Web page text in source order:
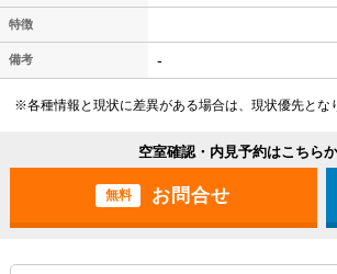
特徴
備考 -
※各種情報と現状に差異がある場合は、現状優先とな
空室確認・内見予約はこちら
無料